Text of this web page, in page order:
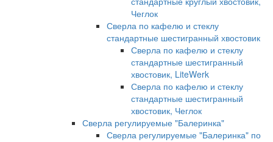
Чеглок
Сверла по кафелю и стеклу
стандартные шестигранный хвостовик
Сверла по кафелю и стеклу
стандартные шестигранный
хвостовик, LiteWerk
Сверла по кафелю и стеклу
стандартные шестигранный
хвостовик, Чеглок
Сверла регулируемые "Балеринка"
Сверла регулируемые "Балеринка" по